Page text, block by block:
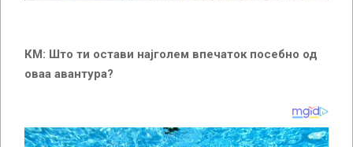
КМ: Што ти остави најголем впечаток посебно од
оваа авантура?